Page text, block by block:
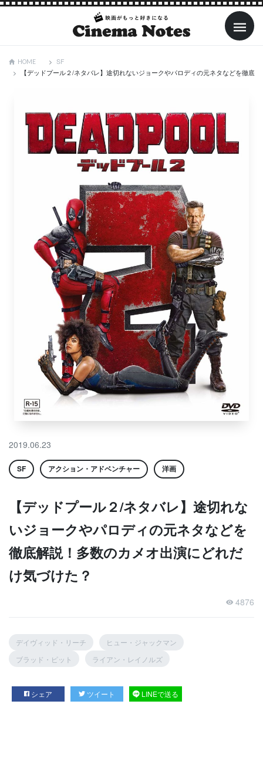
HOME
SF
【デッドプール２/ネタバレ】途切れないジョークやパロディの元ネタなどを徹底
2019.06.23
SF アクション・アドベンチャー 洋画
【デッドプール２/ネタバレ】途切れな
いジョークやパロディの元ネタなどを
徹底解説！多数のカメオ出演にどれだ
け気づけた？
4876
デイヴィッド・リーチ
ヒュー・ジャックマン
ブラッド・ピット
ライアン・レイノルズ
シェア ツイート LINEで送る